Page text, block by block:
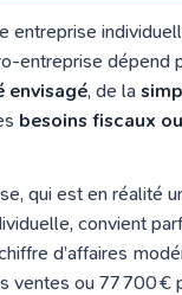
entreprise
entreprise dépend
envisagé, de la
besoins fiscaux
qui est en réalité
convient
d’affaires
ventes ou 77 700 €